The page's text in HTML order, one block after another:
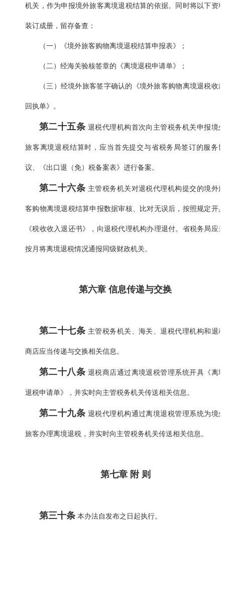
机关，作为申报境外旅客离境退税结算的依据。同时将以下资料
装订成册，留存备查：
（一）《境外旅客购物离境退税结算申报表》；
（二）经海关验核签章的《离境退税申请单》；
（三）经境外旅客签字确认的《境外旅客购物离境退税收款
回执单》。
第二十五条 退税代理机构首次向主管税务机关申报境
旅客离境退税结算时，应当首先提交与省税务局签订的服务协
议、《出口退（免）税备案表》进行备案。
第二十六条 主管税务机关对退税代理机构提交的境外
客购物离境退税结算申报数据审核、比对无误后，按照规定开具
《税收收入退还书》，向退税代理机构办理退付。省税务局应当
按月将离境退税情况通报同级财政机关。
第六章 信息传递与交换
第二十七条 主管税务机关、海关、退税代理机构和退
商店应当传递与交换相关信息。
第二十八条 退税商店通过离境退税管理系统开具《离
退税申请单》，并实时向主管税务机关传送相关信息。
第二十九条 退税代理机构通过离境退税管理系统为境
旅客办理离境退税，并实时向主管税务机关传送相关信息。
第七章 附 则
第三十条 本办法自发布之日起执行。